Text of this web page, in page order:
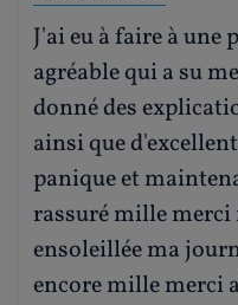
J'ai eu à faire à
agréable qui a su
donné des
ainsi que
panique et
rassuré mille merci
ensoleillée ma
encore mille merci